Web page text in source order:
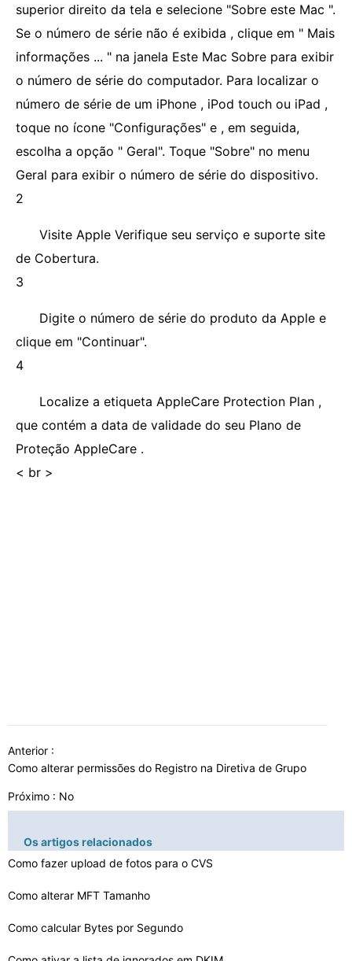
superior direito da tela e selecione "Sobre este Mac ".
Se o número de série não é exibida , clique em " Mais
informações ... " na janela Este Mac Sobre para exibir
o número de série do computador. Para localizar o
número de série de um iPhone , iPod touch ou iPad ,
toque no ícone "Configurações" e , em seguida,
escolha a opção " Geral". Toque "Sobre" no menu
Geral para exibir o número de série do dispositivo.
2
Visite Apple Verifique seu serviço e suporte site
de Cobertura.
3
Digite o número de série do produto da Apple e
clique em "Continuar".
4
Localize a etiqueta AppleCare Protection Plan ,
que contém a data de validade do seu Plano de
Proteção AppleCare .
< br >
Anterior :
Como alterar permissões do Registro na Diretiva de Grupo
Próximo : No
Os artigos relacionados
Como fazer upload de fotos para o CVS
Como alterar MFT Tamanho
Como calcular Bytes por Segundo